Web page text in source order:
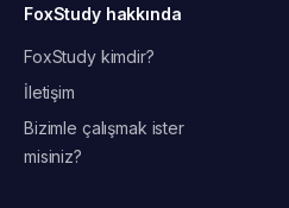
FoxStudy hakkında
FoxStudy kimdir?
İletişim
Bizimle çalışmak ister
misiniz?